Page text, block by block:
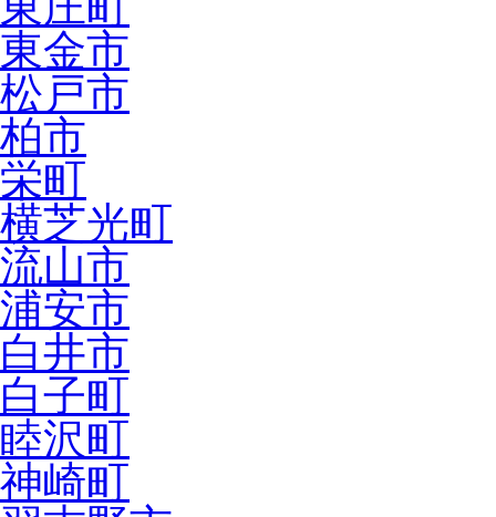
東金市
松戸市
柏市
栄町
横芝光町
流山市
浦安市
白井市
白子町
睦沢町
神崎町